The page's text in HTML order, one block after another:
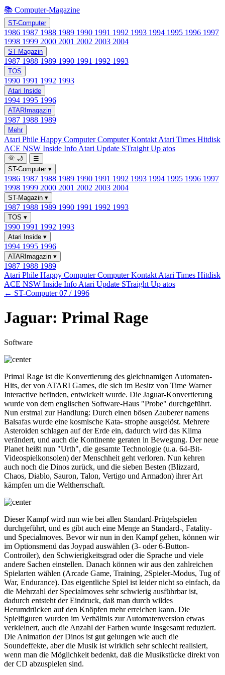
📚 Computer-Magazine
ST-Computer
1986 1987 1988 1989 1990 1991 1992 1993 1994 1995 1996 1997
1998 1999 2000 2001 2002 2003 2004
ST-Magazin
1987 1988 1989 1990 1991 1992 1993
TOS
1990 1991 1992 1993
Atari Inside
1994 1995 1996
ATARImagazin
1987 1988 1989
Mehr
Atari Phile Happy ComputerComputer Kontakt Atari Times Hitdisk
ACE NSW Inside Info Atari Update STraight Up atos
🌞 🌙
☰
ST-Computer ▾
1986 1987 1988 1989 1990 1991 1992 1993 1994 1995 1996 1997
1998 1999 2000 2001 2002 2003 2004
ST-Magazin ▾
1987 1988 1989 1990 1991 1992 1993
TOS ▾
1990 1991 1992 1993
Atari Inside ▾
1994 1995 1996
ATARImagazin ▾
1987 1988 1989
Atari Phile Happy ComputerComputer Kontakt Atari Times Hitdisk
ACE NSW Inside Info Atari Update STraight Up atos
← ST-Computer 07 / 1996
Jaguar: Primal Rage
Software
Primal Rage ist die Konvertierung des gleichnamigen Automaten-
Hits, der von ATARI Games, die sich im Besitz von Time Warner
Interactive befinden, entwickelt wurde. Die Jaguar-Konvertierung
wurde von dem englischen Software-Haus "Probe" durchgeführt.
Nun erstmal zur Handlung: Durch einen bösen Zauberer namens
Balsafas wurde eine kosmische Kata- strophe ausgelöst. Mehrere
Asteroiden schlagen auf der Erde ein, dadurch wird das Klima
verändert, und auch die Kontinente geraten in Bewegung. Der neue
Planet heißt nun "Urth", die gesamte Technologie (u.a. 64-Bit-
Videospielkonsolen) der Menschheit geht verloren. Nun kehren
auch noch die Dinos zurück, und die sieben Besten (Blizzard,
Chaos, Diablo, Sauron, Talon, Vertigo und Armadon) ihrer Art
kämpfen um die Weltherrschaft.
Dieser Kampf wird nun wie bei allen Standard-Prügelspielen
durchgeführt, und es gibt auch eine Menge an Standard-, Fatality-
und Specialmoves. Bevor wir nun in den Kampf gehen, können wir
im Optionsmenü das Joypad auswählen (3- oder 6-Button-
Controiler), den Schwierigkeitsgrad oder die Sprache und viele
andere Sachen einstellen. Danach können wir aus den zahlreichen
Spielarten wählen (Arcade Game, Training, 2Spieler-Modus, Tug of
War, Endurance). Das eigentliche Spiel ist leider nicht so einfach, da
die Mehrzahl der Specialmoves sehr schwierig ausführbar ist,
dadurch entsteht der Eindruck, daß man durch wildes
Herumdrücken auf den Knöpfen mehr erreichen kann. Die
Spielfiguren wurden im Verhältnis zur Automatenversion etwas
verkleinert, auch die Anzahl der Farben wurde insgesamt reduziert.
Die Animation der Dinos ist gut gelungen wie auch die
Soundeffekte, aber die Musik ist wirklich sehr schlecht realisiert,
wenn man die Möglichkeit bedenkt, daß die Musikstücke direkt von
der CD abzuspielen sind.